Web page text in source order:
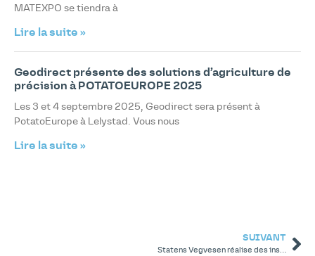
MATEXPO se tiendra à
Lire la suite »
Geodirect présente des solutions d’agriculture de
précision à POTATOEUROPE 2025
Les 3 et 4 septembre 2025, Geodirect sera présent à
PotatoEurope à Lelystad. Vous nous
Lire la suite »
SUIVANT
Statens Vegvesen réalise des inspections rapides et sûres dans les zones montagneuses grâce aux drones